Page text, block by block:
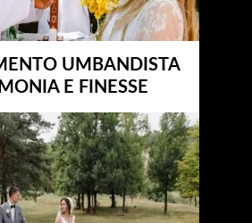
UMBANDISTA
E FINESSE